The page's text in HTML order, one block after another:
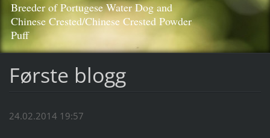
Breeder of Portugese Water Dog and
Chinese Crested/Chinese Crested Powder
Puff
Første blogg
24.02.2014 19:57